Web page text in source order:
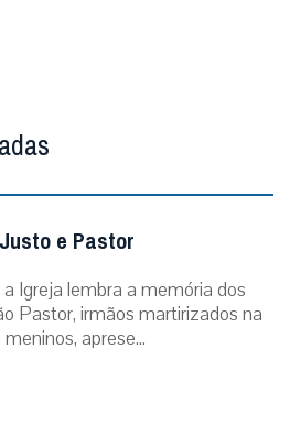
e Pastor
Igreja lembra a memória dos
Pastor, irmãos martirizados na
aprese...